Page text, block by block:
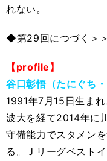
れない。
◆第29回につづく＞＞
【profile】
谷口彰悟（たにぐち・
1991年7月15日生ま
波大を経て2014年に
守備能力でスタメン
る。Ｊリーグベスト